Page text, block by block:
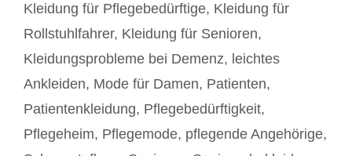
Kleidung für Pflegebedürftige, Kleidung für
Rollstuhlfahrer, Kleidung für Senioren,
Kleidungsprobleme bei Demenz, leichtes
Ankleiden, Mode für Damen, Patienten,
Patientenkleidung, Pflegebedürftigkeit,
Pflegeheim, Pflegemode, pflegende Angehörige,